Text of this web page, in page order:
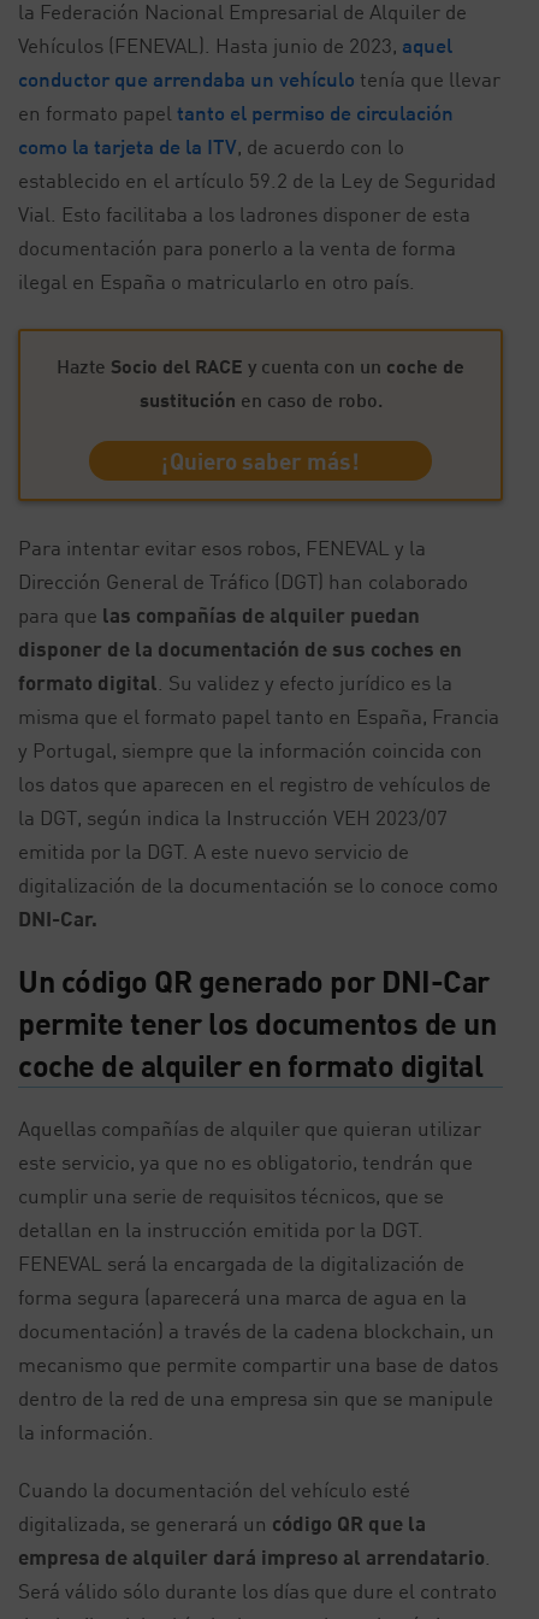
la Federación Nacional Empresarial de Alquiler de
Vehículos (FENEVAL). Hasta junio de 2023, aquel
conductor que arrendaba un vehículo tenía que llevar
en formato papel tanto el permiso de circulación
como la tarjeta de la ITV, de acuerdo con lo
establecido en el artículo 59.2 de la Ley de Seguridad
Vial. Esto facilitaba a los ladrones disponer de esta
documentación para ponerlo a la venta de forma
ilegal en España o matricularlo en otro país.
Hazte Socio del RACE y cuenta con un coche de
sustitución en caso de robo.
¡Quiero saber más!
Para intentar evitar esos robos, FENEVAL y la
Dirección General de Tráfico (DGT) han colaborado
para que las compañías de alquiler puedan
disponer de la documentación de sus coches en
formato digital . Su validez y efecto jurídico es la
misma que el formato papel tanto en España, Francia
y Portugal, siempre que la información coincida con
los datos que aparecen en el registro de vehículos de
la DGT, según indica la Instrucción VEH 2023/07
emitida por la DGT. A este nuevo servicio de
digitalización de la documentación se lo conoce como
DNI-Car.
Un código QR generado por DNI-Car
permite tener los documentos de un
coche de alquiler en formato digital
Aquellas compañías de alquiler que quieran utilizar
este servicio, ya que no es obligatorio, tendrán que
cumplir una serie de requisitos técnicos, que se
detallan en la instrucción emitida por la DGT.
FENEVAL será la encargada de la digitalización de
forma segura (aparecerá una marca de agua en la
documentación) a través de la cadena blockchain, un
mecanismo que permite compartir una base de datos
dentro de la red de una empresa sin que se manipule
la información.
Cuando la documentación del vehículo esté
digitalizada, se generará un código QR que la
empresa de alquiler dará impreso al arrendatario
Será válido sólo durante los días que dure el contrato